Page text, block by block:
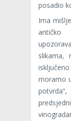
posadio
Ima
slikama,
moramo